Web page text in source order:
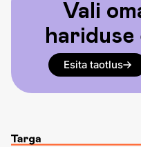
Vali
hariduse
Esita taotlus